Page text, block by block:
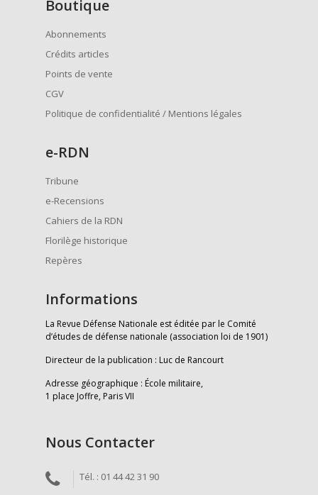
Boutique
Abonnements
Crédits articles
Points de vente
CGV
Politique de confidentialité / Mentions légales
e-RDN
Tribune
e-Recensions
Cahiers de la RDN
Florilège historique
Repères
Informations
La Revue Défense Nationale est éditée par le Comité
d’études de défense nationale (association loi de 1901)
Directeur de la publication : Luc de Rancourt
Adresse géographique : École militaire,
1 place Joffre, Paris VII
Nous Contacter
Tél. : 01 44 42 31 90